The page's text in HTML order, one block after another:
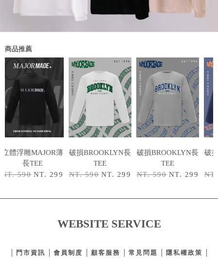
商品推薦
立體浮雕MAJOR薄
長TEE
NT. 590 NT. 299
破損BROOKLYN長
TEE
NT. 590 NT. 299
破損BROOKLYN長
TEE
NT. 590 NT. 299
破
WEBSITE SERVICE
門市資訊 會員制度 顧客服務 常見問題 隱私權政策